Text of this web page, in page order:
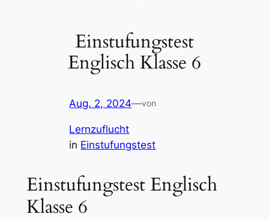
Einstufungstest
Englisch Klasse 6
Aug. 2, 2024—von
Lernzuflucht
in Einstufungstest
Einstufungstest Englisch
Klasse 6